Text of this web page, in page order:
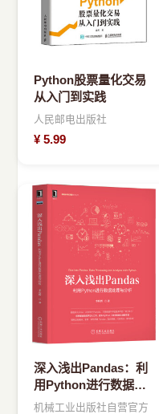
Python股票量化交易
从入门到实践
人民邮电出版社
¥ 5.99
深入浅出Pandas：利
用Python进行数据处
理与分析
机械工业出版社自营官方